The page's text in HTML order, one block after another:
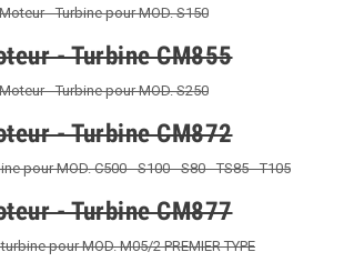
Moteur - Turbine pour MOD. S150
- Turbine CM855
Moteur - Turbine pour MOD. S250
- Turbine CM872
pour MOD. C500 - S100 - S80 - TS85 - T105
- Turbine CM877
pour MOD. M05/2 PREMIER TYPE